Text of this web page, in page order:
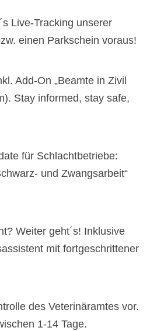
Live-Tracking unserer
einen Parkschein voraus!
Add-On „Beamte in Zivil
Stay informed, stay safe,
für Schlachtbetriebe:
und Zwangsarbeit“
Weiter geht´s! Inklusive
mit fortgeschrittener
des Veterinäramtes vor.
1-14 Tage.